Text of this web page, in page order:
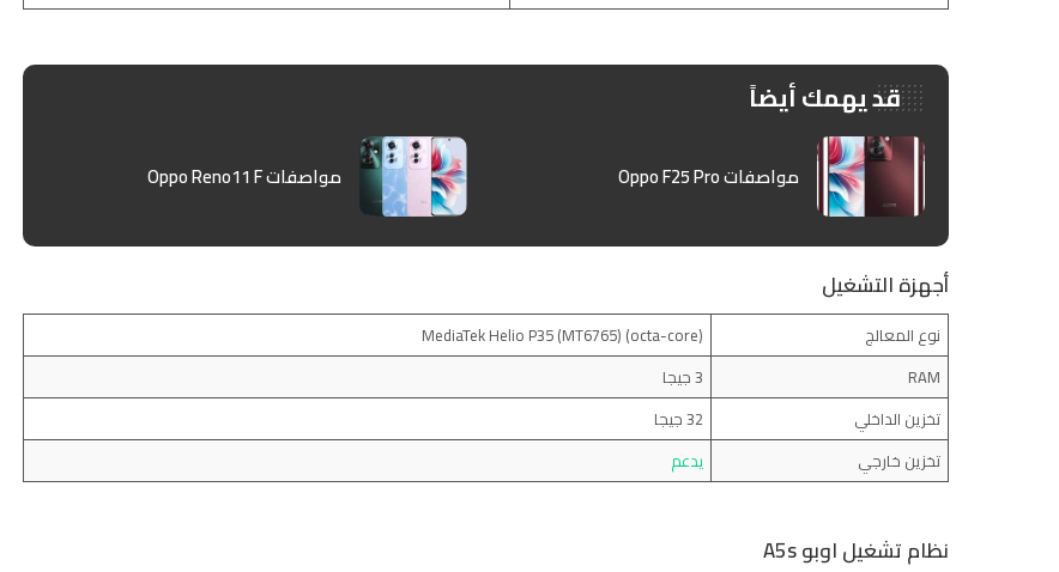
قد يهمك أيضاً
مواصفات Oppo F25 Pro مواصفات Oppo Reno11 F
أجهزة التشغيل
نوع المعالج
(octa-core) MediaTek Helio P35 (MT6765)
RAM
3 جيجا
تخزين الداخلي
32 جيجا
تخزين خارجي
يدعم
نظام تشغيل اوبو A5s